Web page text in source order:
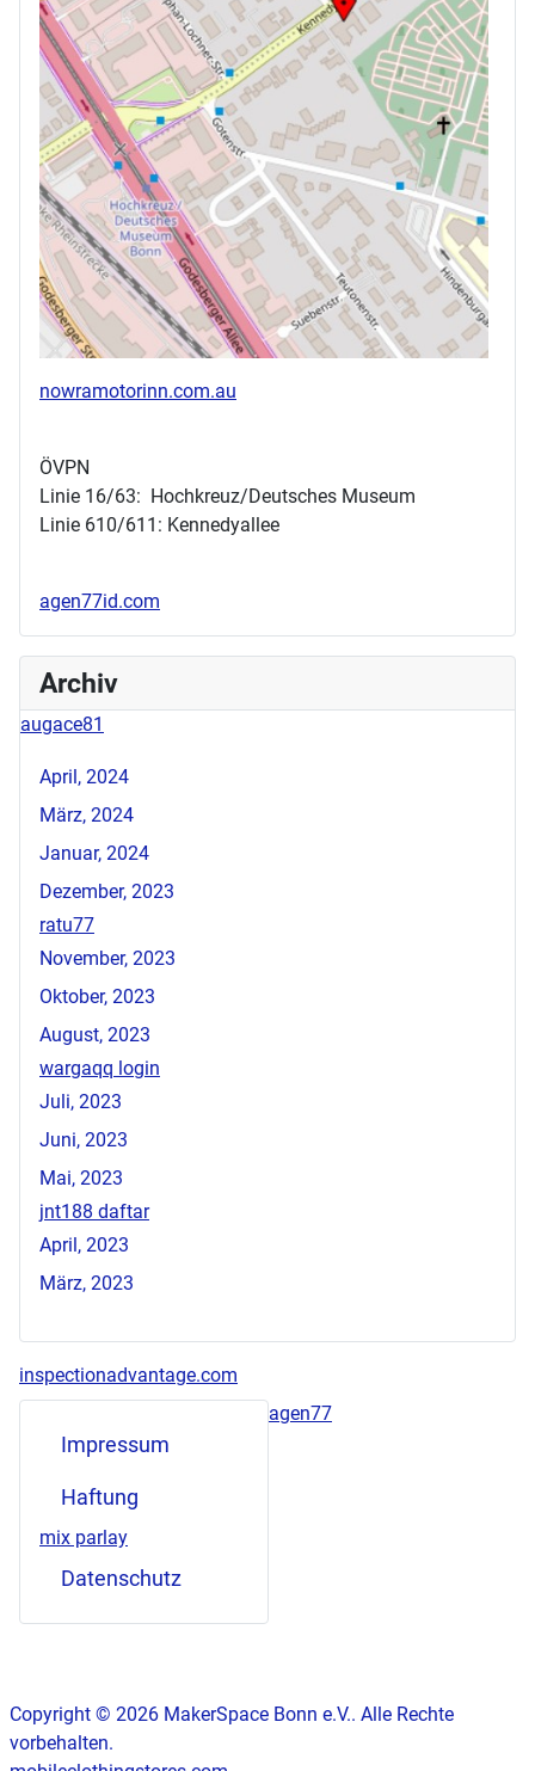
nowramotorinn.com.au
ÖVPN
Linie 16/63: Hochkreuz/Deutsches Museum
Linie 610/611: Kennedyallee
agen77id.com
Archiv
augace81
April, 2024
März, 2024
Januar, 2024
Dezember, 2023
ratu77
November, 2023
Oktober, 2023
August, 2023
wargaqq login
Juli, 2023
Juni, 2023
Mai, 2023
jnt188 daftar
April, 2023
März, 2023
inspectionadvantage.com
Impressum
Haftung
mix parlay
Datenschutz
agen77
Copyright © 2026 MakerSpace Bonn e.V.. Alle Rechte
vorbehalten.